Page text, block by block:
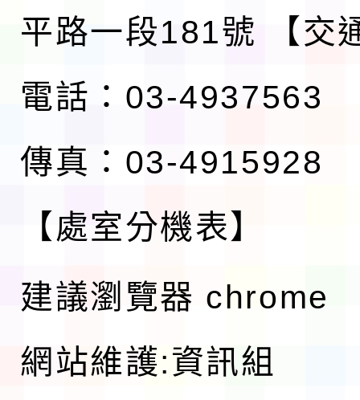
平路一段181號
【交
電話：03-4937563
傳真：03-4915928
【處室分機表】
建議瀏覽器 chrome
網站維護:資訊組